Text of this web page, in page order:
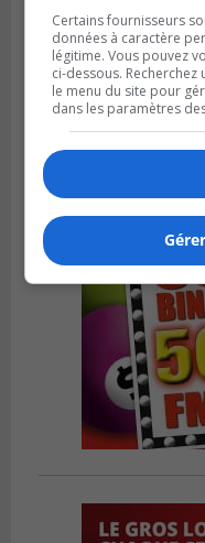
LA PRAIRIE
Publié le 3 août 2026 à
Sonia Ziadé est
dans La Prairie
Certains fournisseurs
données à caractère
légitime. Vous pouvez
ci-dessous.
le menu du site pour
dans les paramètres